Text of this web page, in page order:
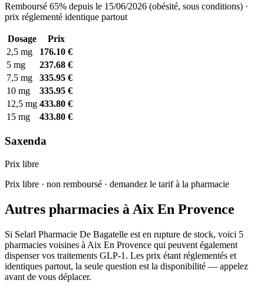
Remboursé 65% depuis le 15/06/2026 (obésité, sous conditions) ·
prix réglementé identique partout
Dosage
Prix
2,5 mg
176.10 €
5 mg
237.68 €
7,5 mg
335.95 €
10 mg
335.95 €
12,5 mg 433.80 €
15 mg
433.80 €
Saxenda
Prix libre
Prix libre · non remboursé · demandez le tarif à la pharmacie
Autres pharmacies à Aix En Provence
Si Selarl Pharmacie De Bagatelle est en rupture de stock, voici 5
pharmacies voisines à Aix En Provence qui peuvent également
dispenser vos traitements GLP-1. Les prix étant réglementés et
identiques partout, la seule question est la disponibilité — appelez
avant de vous déplacer.